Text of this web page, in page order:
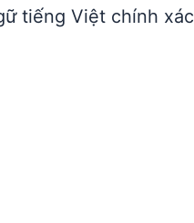
tiếng Việt chính xác